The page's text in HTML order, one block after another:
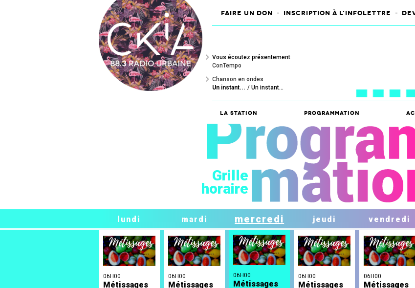
FAIRE UN DON - INSCRIPTION À L'INFOLETTRE -
Vous écoutez présentement
ConTempo
Chanson en ondes
Un instant...
Un instant...
La station Programmation
Grille
horaire
lundi
06H00
Métissages
mardi
06H00
Métissages
mercredi
06H00
Métissages
jeudi
06H00
Métissages
vendredi
06H00
Métissages